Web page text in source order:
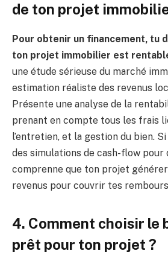
de ton projet
Pour obtenir un financement, tu
ton projet immobilier est
une étude sérieuse du marché
estimation réaliste des revenus
Présente une analyse de la
prenant en compte tous les frais
l’entretien, et la gestion du bien.
des simulations de cash-flow pour
comprenne que ton projet
revenus pour couvrir tes
4. Comment choisir le
prêt pour ton projet ?